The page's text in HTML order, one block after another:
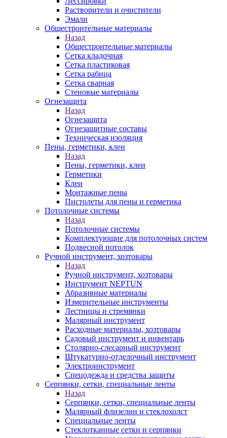
Растворители и очистители
Эмали
Общестроительные материалы
Назад
Общестроительные материалы
Сетка кладочная
Сетка пластиковая
Сетка рабица
Сетка сварная
Стеновые материалы
Огнезащита
Назад
Огнезащита
Огнезащитные составы
Техническая изоляция
Пены, герметики, клеи
Назад
Пены, герметики, клеи
Герметики
Клеи
Монтажные пены
Пистолеты для пены и герметика
Потолочные системы
Назад
Потолочные системы
Комплектующие для потолочных систем
Подвесной потолок
Ручной инструмент, хозтовары
Назад
Ручной инструмент, хозтовары
Инструмент NEPTUN
Абразивные материалы
Измерительные инструменты
Лестницы и стремянки
Малярный инструмент
Расходные материалы, хозтовары
Садовый инструмент и инвентарь
Столярно-слесарный инструмент
Штукатурно-отделочный инструмент
Электроинструмент
Спецодежда и средства защиты
Серпянки, сетки, специальные ленты
Назад
Серпянки, сетки, специальные ленты
Малярный флизелин и стеклохолст
Специальные ленты
Стеклотканные сетки и серпянки